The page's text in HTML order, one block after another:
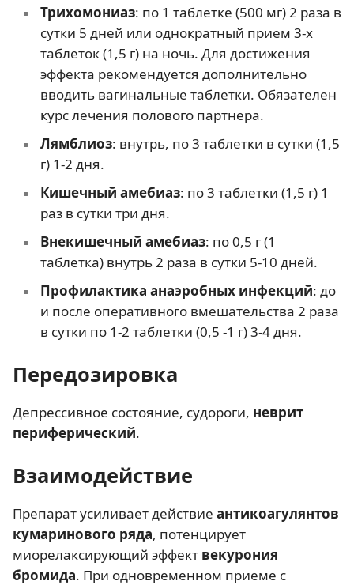
Трихомониаз: по 1 таблетке (500 мг) 2 раза в
сутки 5 дней или однократный прием 3-х
таблеток (1,5 г) на ночь. Для достижения
эффекта рекомендуется дополнительно
вводить вагинальные таблетки. Обязателен
курс лечения полового партнера.
Лямблиоз: внутрь, по 3 таблетки в сутки (1,5
г) 1-2 дня.
Кишечный амебиаз: по 3 таблетки (1,5 г) 1
раз в сутки три дня.
Внекишечный амебиаз: по 0,5 г (1
таблетка) внутрь 2 раза в сутки 5-10 дней.
Профилактика анаэробных инфекций: до
и после оперативного вмешательства 2 раза
в сутки по 1-2 таблетки (0,5 -1 г) 3-4 дня.
Передозировка
Депрессивное состояние, судороги, неврит
периферический.
Взаимодействие
Препарат усиливает действие антикоагулянтов
кумаринового ряда, потенцирует
миорелаксирующий эффект векурония
бромида. При одновременном приеме с